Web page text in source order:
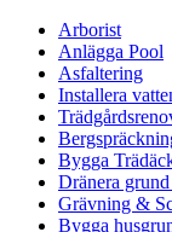
Arborist
Anlägga Pool
Asfaltering
Installera
Bygga
Dränera
Grävning &
Bygga